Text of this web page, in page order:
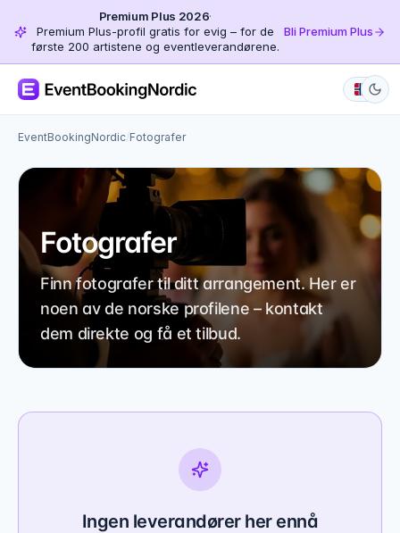
Premium Plus 2026·
Premium Plus-profil gratis for evig – for de
første 200 artistene og eventleverandørene.
Bli Premium Plus
EventBookingNordic/Fotografer
Fotografer
Finn fotografer til ditt arrangement. Her er
noen av de norske profilene – kontakt
dem direkte og få et tilbud.
Ingen leverandører her ennå